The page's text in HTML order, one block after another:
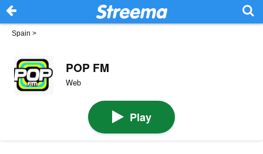
Spain >
POP FM
Web
Play